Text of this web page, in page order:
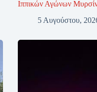
Ιππικών Αγώνων
5 Αυγούστου,